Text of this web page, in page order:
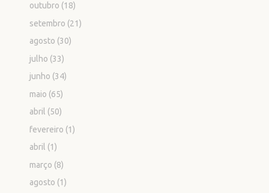
outubro (18)
setembro (21)
agosto (30)
julho (33)
junho (34)
maio (65)
abril (50)
fevereiro (1)
abril (1)
março (8)
agosto (1)